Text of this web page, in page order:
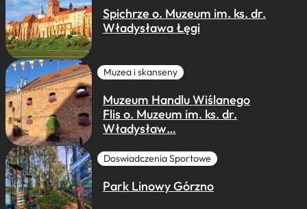
Spichrze o. Muzeum im. ks. dr.
Władysława Łęgi
Muzea i skanseny
Muzeum Handlu Wiślanego
Flis o. Muzeum im. ks. dr.
Władysław…
Doswiadczenia Sportowe
Park Linowy Górzno